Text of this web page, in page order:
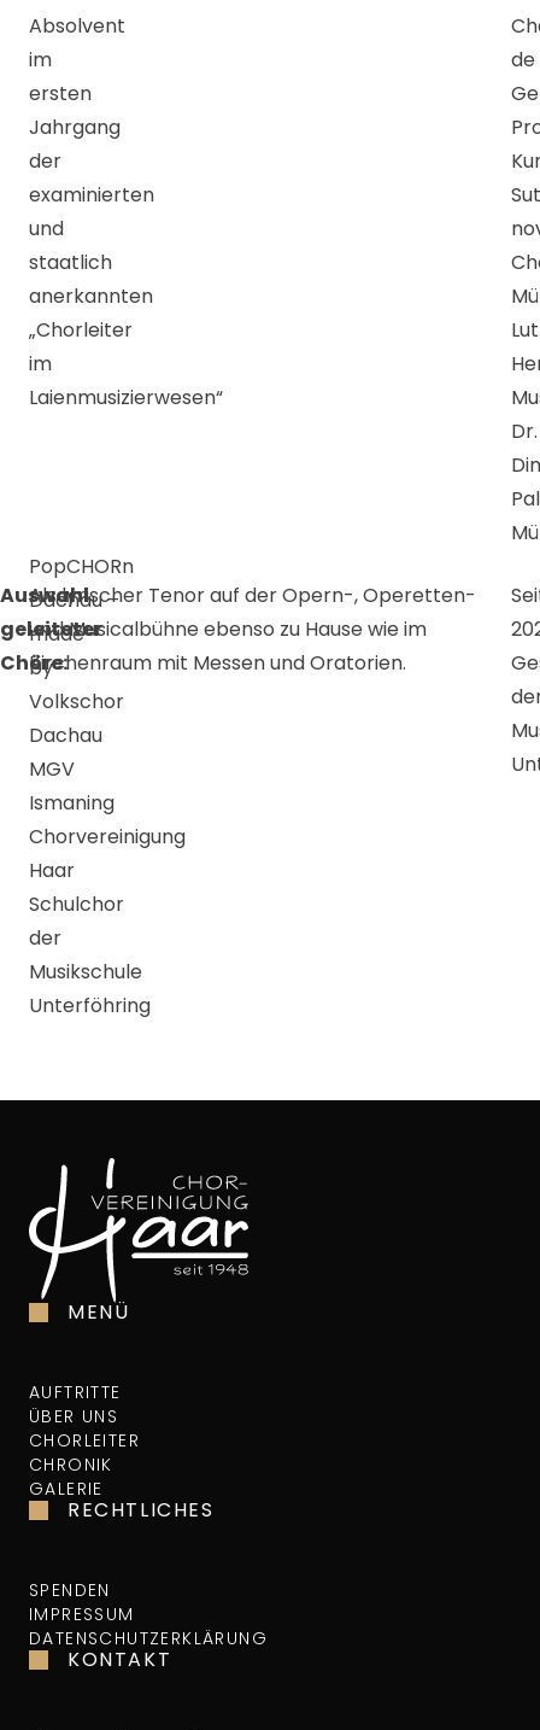
Absolvent
im
ersten
Jahrgang
der
examinierten
und
staatlich
anerkannten
„Chorleiter
im
Laienmusizierwesen“
de
Dr.
Auswahl
geleiteter
Chöre:
PopCHORn
Dachau–
made
by
Volkschor
Dachau
MGV
Ismaning
Chorvereinigung
Haar
Schulchor
der
Musikschule
Unterföhring
Als lyrischer Tenor auf der Opern-, Operetten-
und Musicalbühne ebenso zu Hause wie im
Kirchenraum mit Messen und Oratorien.
MENÜ
AUFTRITTE
ÜBER UNS
CHORLEITER
CHRONIK
GALERIE
RECHTLICHES
SPENDEN
IMPRESSUM
DATENSCHUTZERKLÄRUNG
KONTAKT